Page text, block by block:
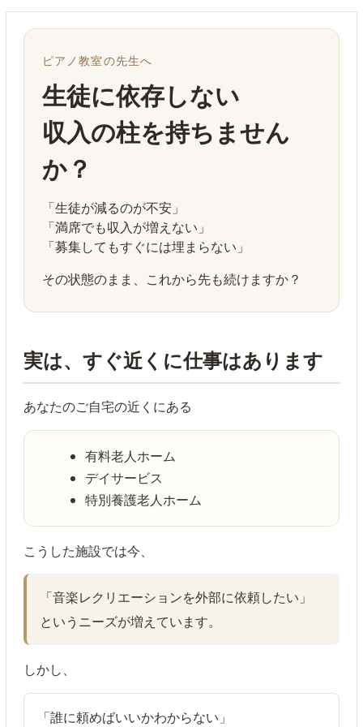
ピアノ教室の先生へ
生徒に依存しない
収入の柱を持ちません
か？
「生徒が減るのが不安」
「満席でも収入が増えない」
「募集してもすぐには埋まらない」
その状態のまま、これから先も続けますか？
実は、すぐ近くに仕事はあります
あなたのご自宅の近くにある
有料老人ホーム
デイサービス
特別養護老人ホーム
こうした施設では今、
「音楽レクリエーションを外部に依頼したい」
というニーズが増えています。
しかし、
「誰に頼めばいいかわからない」